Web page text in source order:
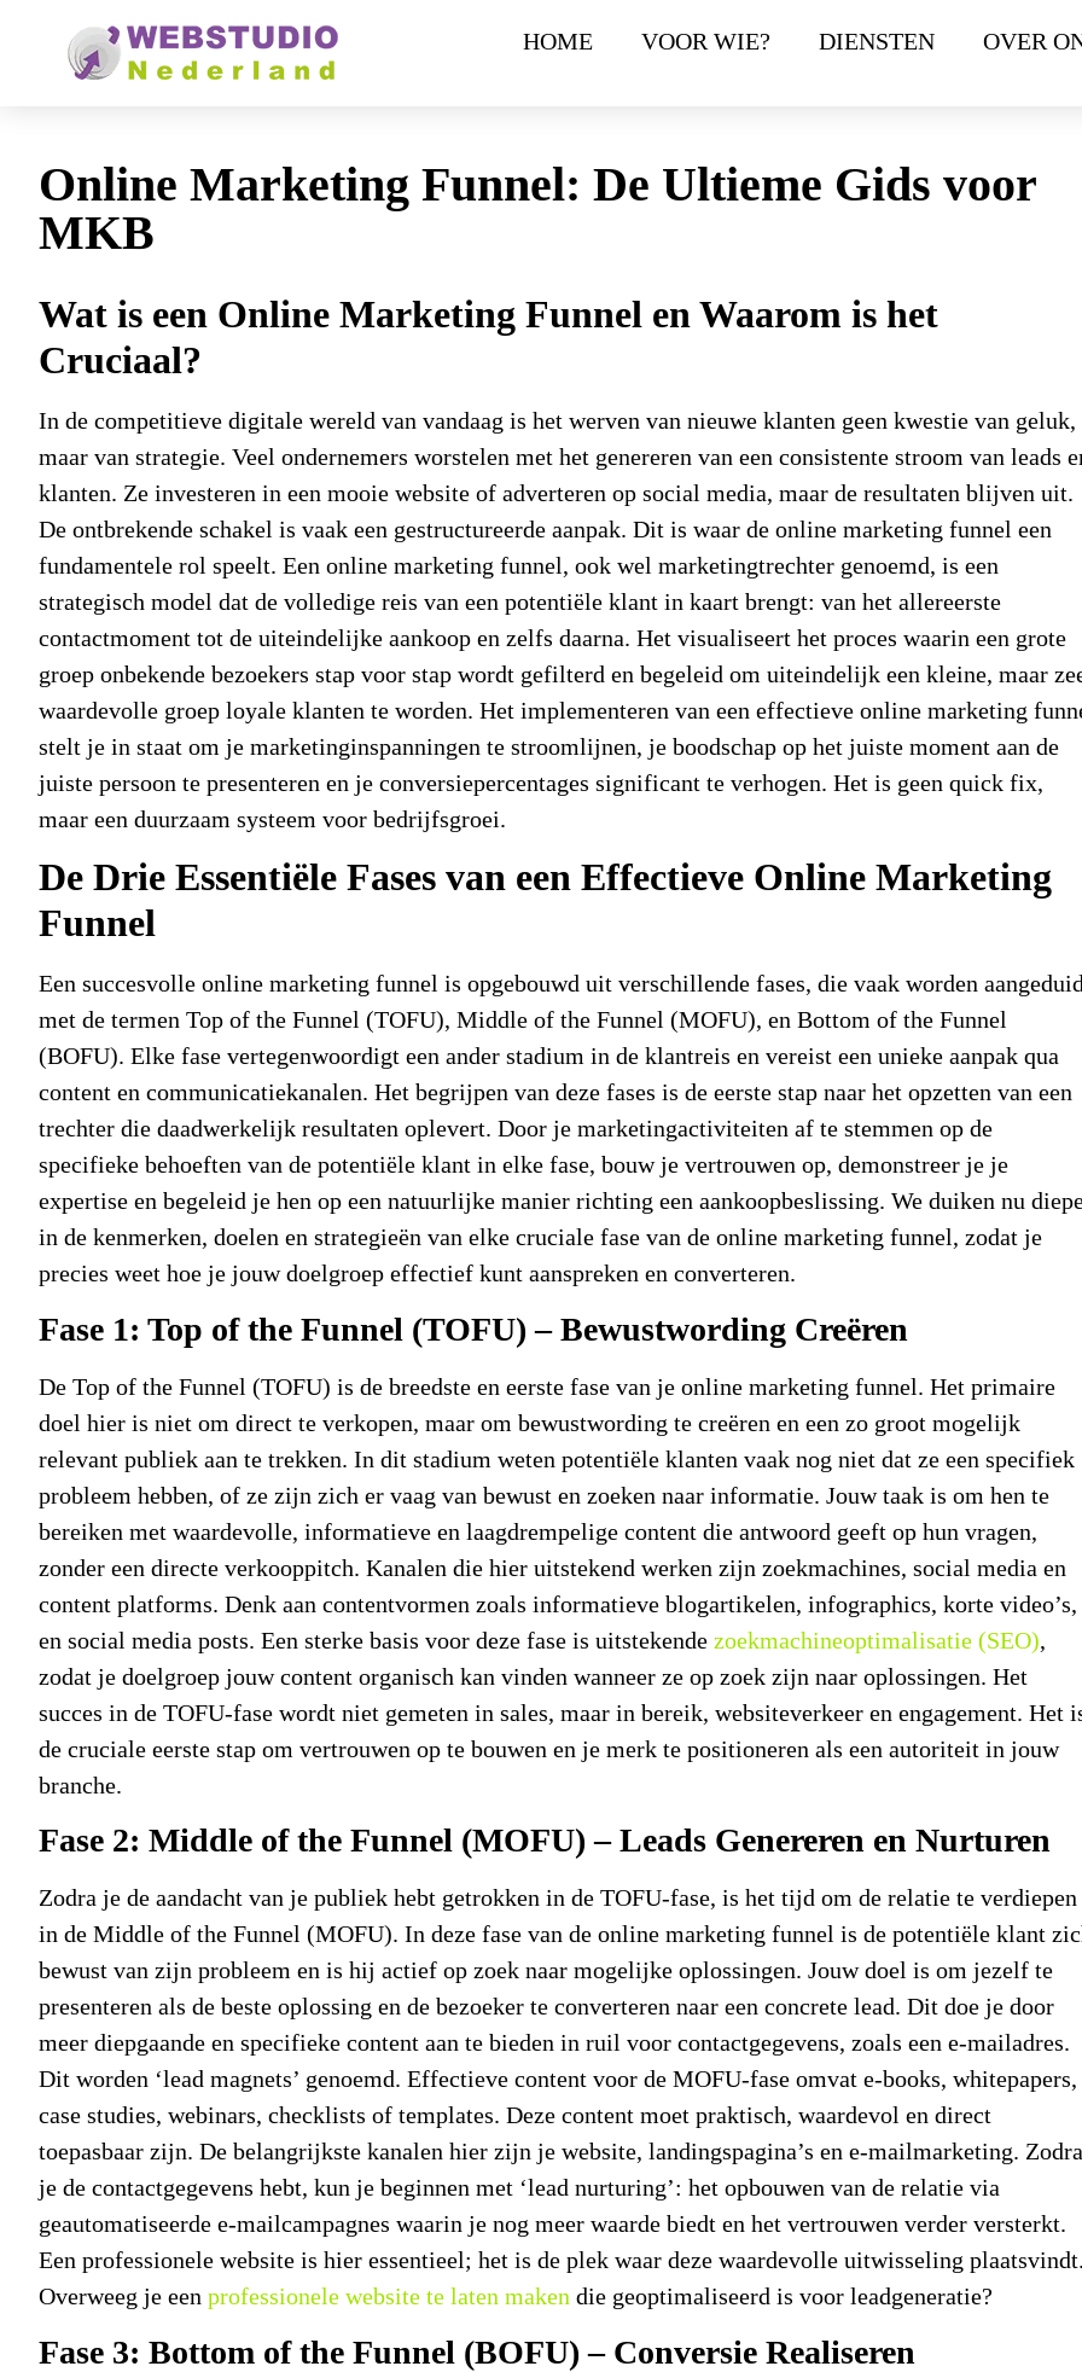
HOME VOOR WIE? DIENSTEN OVER
Online Marketing Funnel: De Ultieme Gids voor
MKB
Wat is een Online Marketing Funnel en Waarom is het
Cruciaal?
In de competitieve digitale wereld van vandaag is het werven van nieuwe klanten geen kwestie van geluk,
maar van strategie. Veel ondernemers worstelen met het genereren van een consistente stroom van leads
klanten. Ze investeren in een mooie website of adverteren op social media, maar de resultaten blijven uit.
De ontbrekende schakel is vaak een gestructureerde aanpak. Dit is waar de online marketing funnel een
fundamentele rol speelt. Een online marketing funnel, ook wel marketingtrechter genoemd, is een
strategisch model dat de volledige reis van een potentiële klant in kaart brengt: van het allereerste
contactmoment tot de uiteindelijke aankoop en zelfs daarna. Het visualiseert het proces waarin een grote
groep onbekende bezoekers stap voor stap wordt gefilterd en begeleid om uiteindelijk een kleine, maar
waardevolle groep loyale klanten te worden. Het implementeren van een effectieve online marketing
stelt je in staat om je marketinginspanningen te stroomlijnen, je boodschap op het juiste moment aan de
juiste persoon te presenteren en je conversiepercentages significant te verhogen. Het is geen quick fix,
maar een duurzaam systeem voor bedrijfsgroei.
De Drie Essentiële Fases van een Effectieve Online Marketing
Funnel
Een succesvolle online marketing funnel is opgebouwd uit verschillende fases, die vaak worden
met de termen Top of the Funnel (TOFU), Middle of the Funnel (MOFU), en Bottom of the Funnel
(BOFU). Elke fase vertegenwoordigt een ander stadium in de klantreis en vereist een unieke aanpak qua
content en communicatiekanalen. Het begrijpen van deze fases is de eerste stap naar het opzetten van een
trechter die daadwerkelijk resultaten oplevert. Door je marketingactiviteiten af te stemmen op de
specifieke behoeften van de potentiële klant in elke fase, bouw je vertrouwen op, demonstreer je je
expertise en begeleid je hen op een natuurlijke manier richting een aankoopbeslissing. We duiken nu
in de kenmerken, doelen en strategieën van elke cruciale fase van de online marketing funnel, zodat je
precies weet hoe je jouw doelgroep effectief kunt aanspreken en converteren.
Fase 1: Top of the Funnel (TOFU) – Bewustwording Creëren
De Top of the Funnel (TOFU) is de breedste en eerste fase van je online marketing funnel. Het primaire
doel hier is niet om direct te verkopen, maar om bewustwording te creëren en een zo groot mogelijk
relevant publiek aan te trekken. In dit stadium weten potentiële klanten vaak nog niet dat ze een specifiek
probleem hebben, of ze zijn zich er vaag van bewust en zoeken naar informatie. Jouw taak is om hen te
bereiken met waardevolle, informatieve en laagdrempelige content die antwoord geeft op hun vragen,
zonder een directe verkooppitch. Kanalen die hier uitstekend werken zijn zoekmachines, social media en
content platforms. Denk aan contentvormen zoals informatieve blogartikelen, infographics, korte video’s,
en social media posts. Een sterke basis voor deze fase is uitstekende zoekmachineoptimalisatie (SEO),
zodat je doelgroep jouw content organisch kan vinden wanneer ze op zoek zijn naar oplossingen. Het
succes in de TOFU-fase wordt niet gemeten in sales, maar in bereik, websiteverkeer en engagement. Het
de cruciale eerste stap om vertrouwen op te bouwen en je merk te positioneren als een autoriteit in jouw
branche.
Fase 2: Middle of the Funnel (MOFU) – Leads Genereren en Nurturen
Zodra je de aandacht van je publiek hebt getrokken in de TOFU-fase, is het tijd om de relatie te verdiepen
in de Middle of the Funnel (MOFU). In deze fase van de online marketing funnel is de potentiële klant
bewust van zijn probleem en is hij actief op zoek naar mogelijke oplossingen. Jouw doel is om jezelf te
presenteren als de beste oplossing en de bezoeker te converteren naar een concrete lead. Dit doe je door
meer diepgaande en specifieke content aan te bieden in ruil voor contactgegevens, zoals een e-mailadres.
Dit worden ‘lead magnets’ genoemd. Effectieve content voor de MOFU-fase omvat e-books, whitepapers,
case studies, webinars, checklists of templates. Deze content moet praktisch, waardevol en direct
toepasbaar zijn. De belangrijkste kanalen hier zijn je website, landingspagina’s en e-mailmarketing. Zodra
je de contactgegevens hebt, kun je beginnen met ‘lead nurturing’: het opbouwen van de relatie via
geautomatiseerde e-mailcampagnes waarin je nog meer waarde biedt en het vertrouwen verder versterkt.
Een professionele website is hier essentieel; het is de plek waar deze waardevolle uitwisseling
Overweeg je een professionele website te laten maken die geoptimaliseerd is voor leadgeneratie?
Fase 3: Bottom of the Funnel (BOFU) – Conversie Realiseren